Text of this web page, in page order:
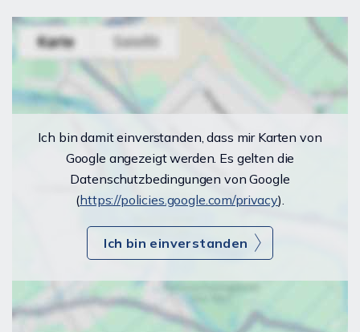
Ich bin damit einverstanden, dass mir Karten von
Google angezeigt werden. Es gelten die
Datenschutzbedingungen von Google
(https://policies.google.com/privacy).
Ich bin einverstanden